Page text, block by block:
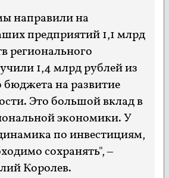
направили на
предприятий 1,1 млрд
регионального
1,4 млрд рублей из
бюджета на развитие
Это большой вклад в
экономики. У
по инвестициям,
сохранять", –
Королев.